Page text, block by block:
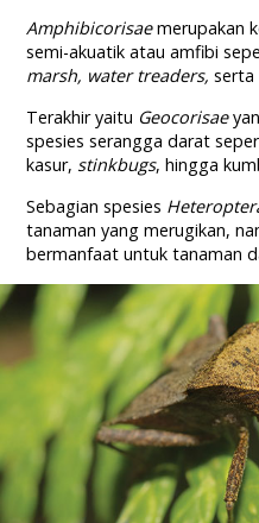
Amphibicorisaemerupakan
semi-akuatik atau amfibi
marsh, water treaders,serta
Terakhir yaitu Geocorisae
spesies serangga darat
kasur, stinkbugs, hingga
Sebagian spesies
tanaman yang merugikan,
bermanfaat untuk tanaman